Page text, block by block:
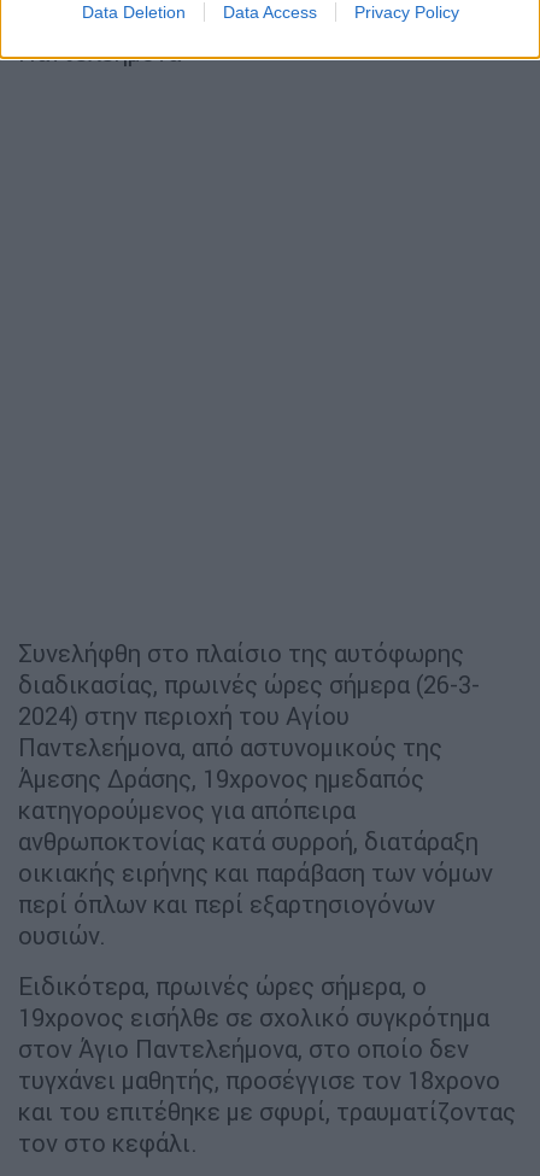
Data Deletion Data Access Privacy Policy
συγκροτήματος στην περιοχή του Αγίου
Παντελεήμονα
Συνελήφθη στο πλαίσιο της αυτόφωρης
διαδικασίας, πρωινές ώρες σήμερα (26-3-
2024) στην περιοχή του Αγίου
Παντελεήμονα, από αστυνομικούς της
Άμεσης Δράσης, 19χρονος ημεδαπός
κατηγορούμενος για απόπειρα
ανθρωποκτονίας κατά συρροή, διατάραξη
οικιακής ειρήνης και παράβαση των νόμων
περί όπλων και περί εξαρτησιογόνων
ουσιών.
Ειδικότερα, πρωινές ώρες σήμερα, ο
19χρονος εισήλθε σε σχολικό συγκρότημα
στον Άγιο Παντελεήμονα, στο οποίο δεν
τυγχάνει μαθητής, προσέγγισε τον 18χρονο
και του επιτέθηκε με σφυρί, τραυματίζοντας
τον στο κεφάλι.